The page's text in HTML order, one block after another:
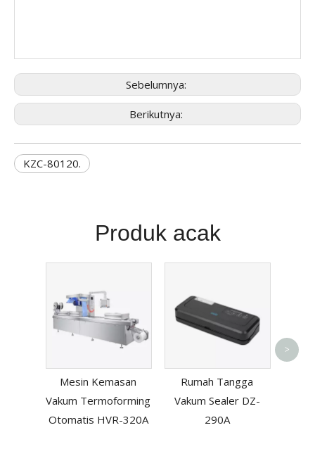
Sebelumnya:
Berikutnya:
KZC-80120.
Produk acak
Mesin Kemasan
Vakum Termoforming
Otomatis HVR-320A
Rumah Tangga
Vakum Sealer DZ-
290A
>